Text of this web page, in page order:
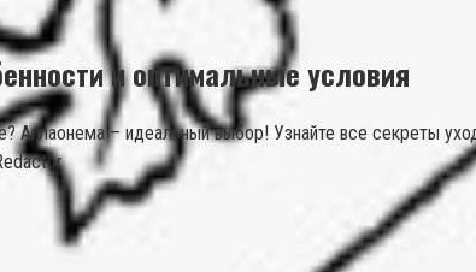
и оптимальные условия
Аглаонема – идеальный выбор! Узнайте все секреты